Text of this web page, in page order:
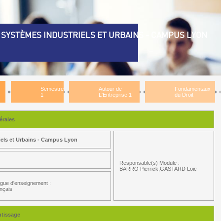
INDUSTRIELS ET URBAINS - CAMPUS LYON
Semestre
1
Autour de
L'Entreprise 1
Fondamentaux
du Droit
et Urbains - Campus Lyon
Responsable(s) Module :
BARRO Pierrick,GASTARD Loic
d'enseignement :